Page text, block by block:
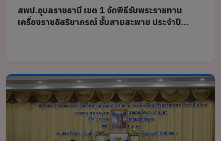
สพป.อุบลราชธานี เขต 1 จัดพิธีรับพระราชทาน
เครื่องราชอิสริยาภรณ์ ชั้นสายสะพาย ประจำปี